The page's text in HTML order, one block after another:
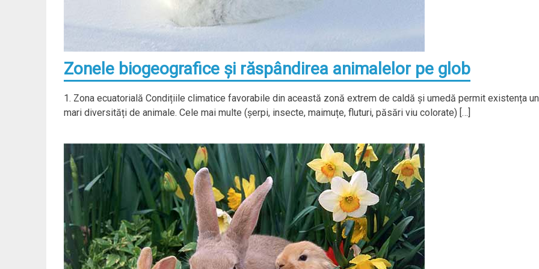
Zonele biogeografice şi răspândirea animalelor pe glob
1. Zona ecuatorială Condițiile climatice favorabile din această zonă extrem de caldă și umedă permit existența
mari diversități de animale. Cele mai multe (șerpi, insecte, maimuțe, fluturi, păsări viu colorate) […]